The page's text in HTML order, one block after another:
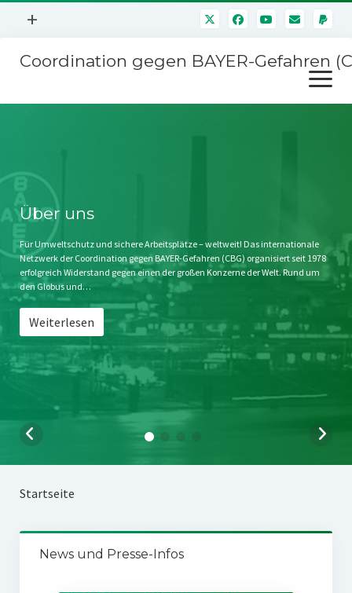
Menü
+
Mitmachen
Kontakt
Impressum
Störfälle
Coordination gegen BAYER-Gefahren
Menü
öffnen
Stichwort BAYER
Jahrestagung
SPENDEN
Über uns
Für Umweltschutz und sichere Arbeitsplätze – weltweit! Das internationale
Netzwerk der Coordination gegen BAYER-Gefahren (CBG) organisiert seit 1978
erfolgreich Widerstand gegen einen der großen Konzerne der Welt. Rund um
den Globus und…
Weiterlesen
Startseite
News und Presse-Infos